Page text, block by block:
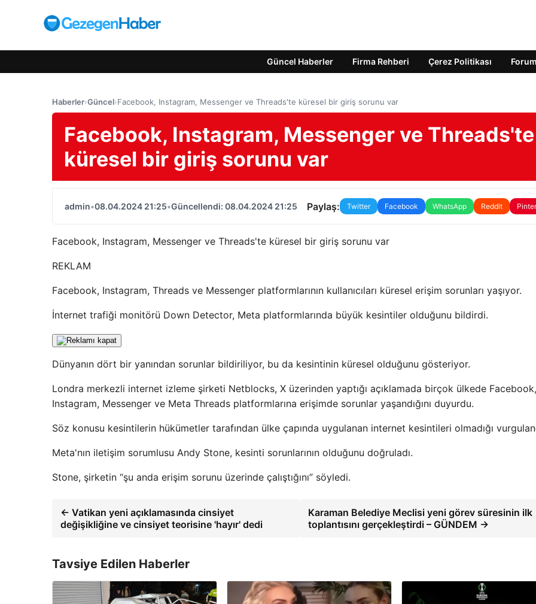
Güncel Haberler Firma Rehberi Çerez Politikası Forum
Haberler›Güncel›Facebook, Instagram, Messenger ve Threads'te küresel bir giriş sorunu var
Facebook, Instagram, Messenger ve Threads'te
küresel bir giriş sorunu var
admin•08.04.2024 21:25•Güncellendi: 08.04.2024 21:25 Paylaş: Twitter Facebook WhatsApp Reddit
Facebook, Instagram, Messenger ve Threads'te küresel bir giriş sorunu var
REKLAM
Facebook, Instagram, Threads ve Messenger platformlarının kullanıcıları küresel erişim sorunları yaşıyor.
İnternet trafiği monitörü Down Detector, Meta platformlarında büyük kesintiler olduğunu bildirdi.
Dünyanın dört bir yanından sorunlar bildiriliyor, bu da kesintinin küresel olduğunu gösteriyor.
Londra merkezli internet izleme şirketi Netblocks, X üzerinden yaptığı açıklamada birçok ülkede Facebook,
Instagram, Messenger ve Meta Threads platformlarına erişimde sorunlar yaşandığını duyurdu.
Söz konusu kesintilerin hükümetler tarafından ülke çapında uygulanan internet kesintileri olmadığı
Meta'nın iletişim sorumlusu Andy Stone, kesinti sorunlarının olduğunu doğruladı.
Stone, şirketin “şu anda erişim sorunu üzerinde çalıştığını” söyledi.
← Vatikan yeni açıklamasında cinsiyet
değişikliğine ve cinsiyet teorisine 'hayır' dedi
Karaman Belediye Meclisi yeni görev süresinin ilk
toplantısını gerçekleştirdi – GÜNDEM →
Tavsiye Edilen Haberler